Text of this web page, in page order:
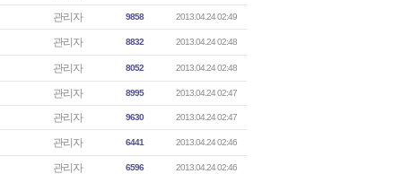
관리자 9858 2013.04.24 02:49
관리자 8832 2013.04.24 02:48
관리자 8052 2013.04.24 02:48
관리자 8995 2013.04.24 02:47
관리자 9630 2013.04.24 02:47
관리자 6441 2013.04.24 02:46
관리자 6596 2013.04.24 02:46